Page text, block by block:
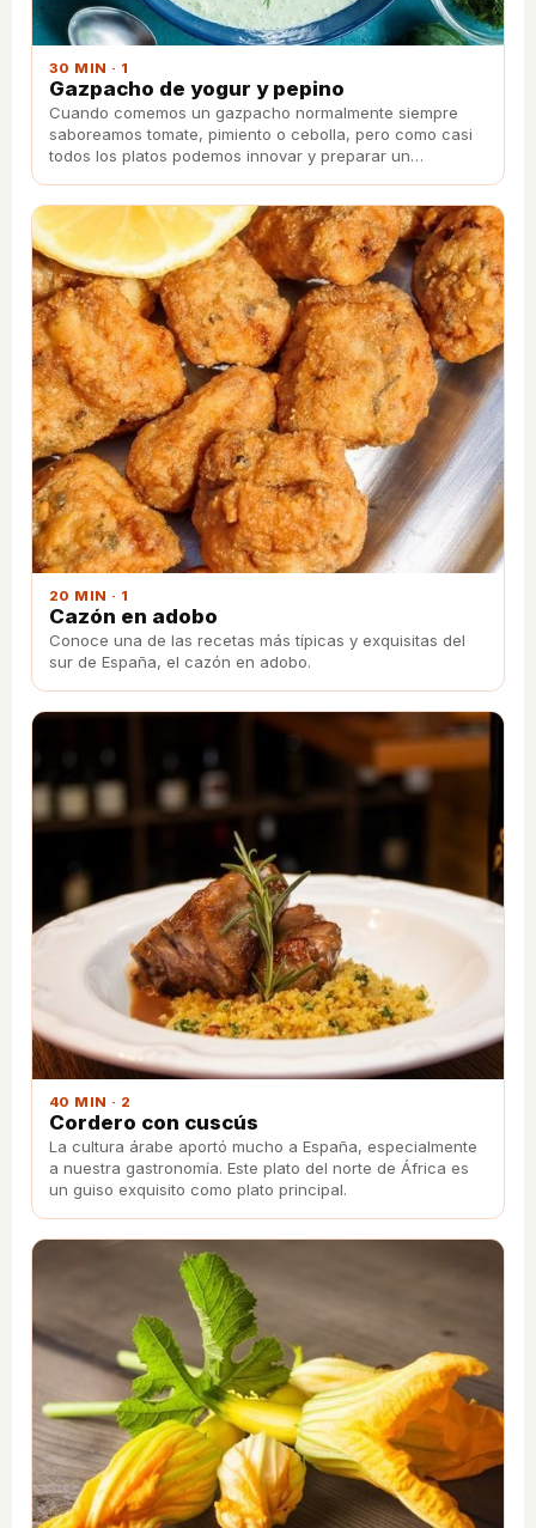
30 MIN · 1
Gazpacho de yogur y pepino
Cuando comemos un gazpacho normalmente siempre
saboreamos tomate, pimiento o cebolla, pero como casi
todos los platos podemos innovar y preparar un
20 MIN · 1
Cazón en adobo
Conoce una de las recetas más típicas y exquisitas del
sur de España, el cazón en adobo.
40 MIN · 2
Cordero con cuscús
La cultura árabe aportó mucho a España, especialmente
a nuestra gastronomía. Este plato del norte de África es
un guiso exquisito como plato principal.